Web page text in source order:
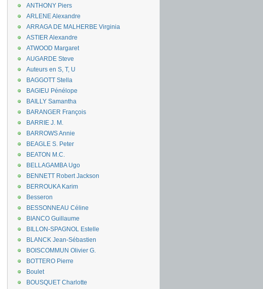
ANTHONY Piers
ARLENE Alexandre
ARRAGA DE MALHERBE Virginia
ASTIER Alexandre
ATWOOD Margaret
AUGARDE Steve
Auteurs en S, T, U
BAGGOTT Stella
BAGIEU Pénélope
BAILLY Samantha
BARANGER François
BARRIE J. M.
BARROWS Annie
BEAGLE S. Peter
BEATON M.C.
BELLAGAMBA Ugo
BENNETT Robert Jackson
BERROUKA Karim
Besseron
BESSONNEAU Céline
BIANCO Guillaume
BILLON-SPAGNOL Estelle
BLANCK Jean-Sébastien
BOISCOMMUN Olivier G.
BOTTERO Pierre
Boulet
BOUSQUET Charlotte